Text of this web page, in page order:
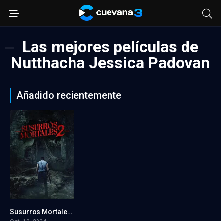
Las mejores películas de
Nutthacha Jessica Padovan
Añadido recientemente
7.1Susurros Mortales 2